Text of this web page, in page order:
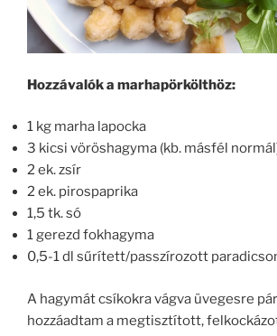
Hozzávalók a marhapörkölthöz:
1 kg marha lapocka
3 kicsi vöröshagyma (kb. másfél
2 ek. zsír
2 ek. pirospaprika
1,5 tk. só
1 gerezd fokhagyma
0,5-1 dl sűrített/passzírozott
A hagymát csíkokra vágva üvegesre
hozzáadtam a megtisztított,